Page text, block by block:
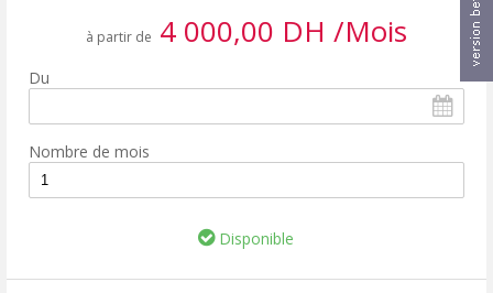
à partir de 4 000,00 DH /Mois
Du
Nombre de mois
Disponible